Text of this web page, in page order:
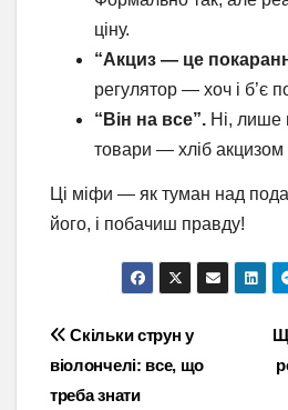
ціну.
“Акциз — це
регулятор — хоч і б’є
“Він на все”. Ні, лише
товари — хліб
Ці міфи — як туман над
його, і побачиш правду!
Навігація
записів
Скільки струн у
віолончелі: все, що
треба знати